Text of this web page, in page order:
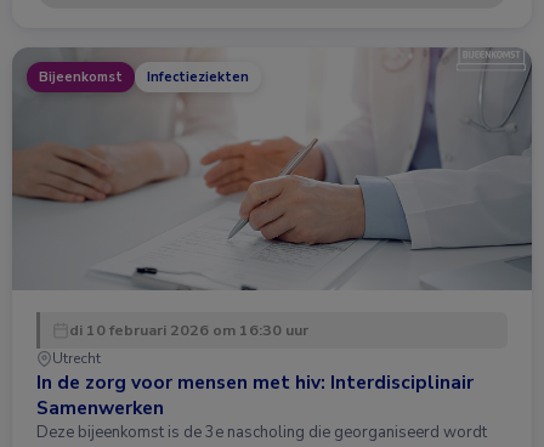
Bijeenkomst Infectieziekten
di 10 februari 2026 om 16:30 uur
Utrecht
In de zorg voor mensen met hiv: Interdisciplinair
Samenwerken
Deze bijeenkomst is de 3e nascholing die georganiseerd wordt